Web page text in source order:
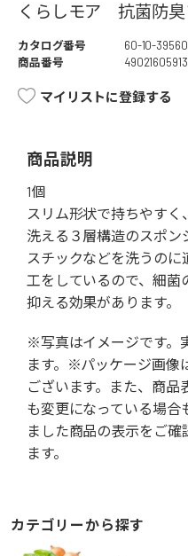
くらしモア 抗菌防
カタログ番号
60-10-39560
商品番号
マイリストに登録する
商品説明
1個
スリム形状で持ちやすく
洗える３層構造のスポン
スチックなどを洗うのに
工をしているので、細菌
抑える効果があります。
※写真はイメージです。
ます。※パッケージ画像
ございます。また、商品
も変更になっている場合
ました商品の表示をご
ます。
カテゴリーから探す